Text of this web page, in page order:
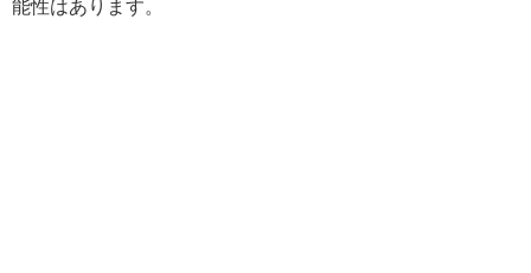
能性はあります。